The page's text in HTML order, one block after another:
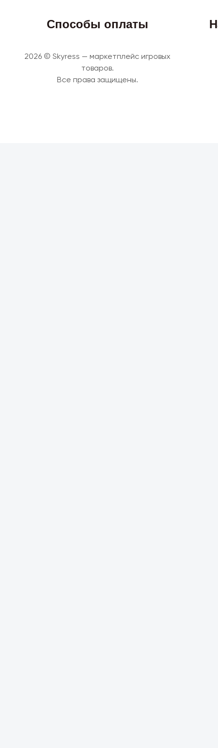
Способы оплаты
2026 © Skyress — маркетплейс игровых
товаров.
Все права защищены.